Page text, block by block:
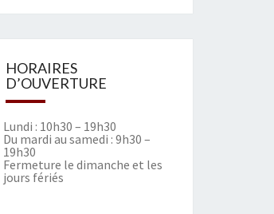
HORAIRES
D’OUVERTURE
Lundi : 10h30 – 19h30
Du mardi au samedi : 9h30 –
19h30
Fermeture le dimanche et les
jours fériés